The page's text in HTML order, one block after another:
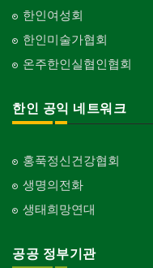
한인여성회
한인미술가협회
온주한인실협인협회
한인 공익 네트워크
홍푹정신건강협회
생명의전화
생태희망연대
공공 정부기관